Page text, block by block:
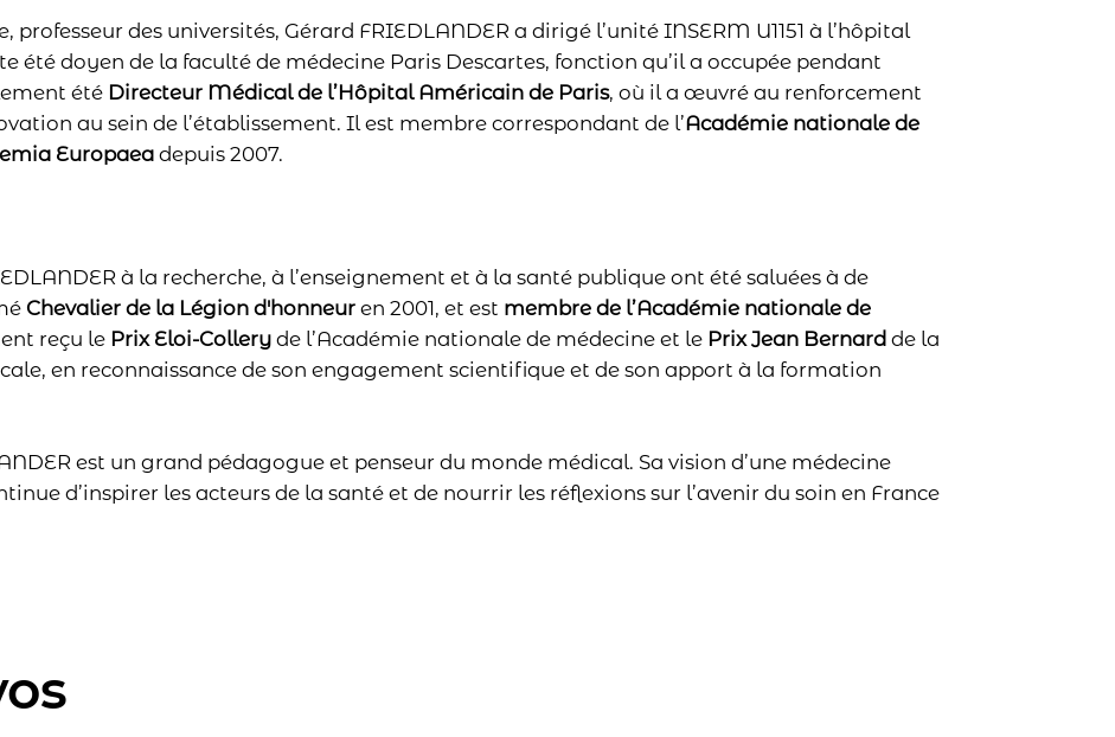
des universités, Gérard FRIEDLANDER a dirigé l’unité INSERM U1151 à l’hôpital
été doyen de la faculté de médecine Paris Descartes, fonction qu’il a occupée pendant
été Directeur Médical de l’Hôpital Américain de Paris, où il a œuvré au renforcement
au sein de l’établissement. Il est membre correspondant de l’Académie nationale de
Europaea depuis 2007.
à la recherche, à l’enseignement et à la santé publique ont été saluées à de
Chevalier de la Légion d'honneur en 2001, et est membre de l’Académie nationale de
reçu le Prix Eloi-Collery de l’Académie nationale de médecine et le Prix Jean Bernard de la
en reconnaissance de son engagement scientifique et de son apport à la formation
est un grand pédagogue et penseur du monde médical. Sa vision d’une médecine
d’inspirer les acteurs de la santé et de nourrir les réflexions sur l’avenir du soin en France